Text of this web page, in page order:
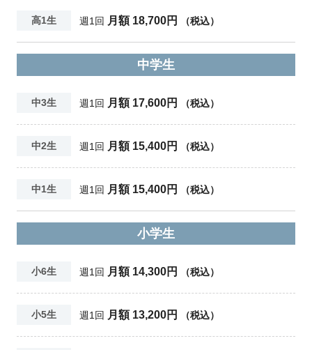
高1生 週1回 月額 18,700円 （税込）
中学生
中3生 週1回 月額 17,600円 （税込）
中2生 週1回 月額 15,400円 （税込）
中1生 週1回 月額 15,400円 （税込）
小学生
小6生 週1回 月額 14,300円 （税込）
小5生 週1回 月額 13,200円 （税込）